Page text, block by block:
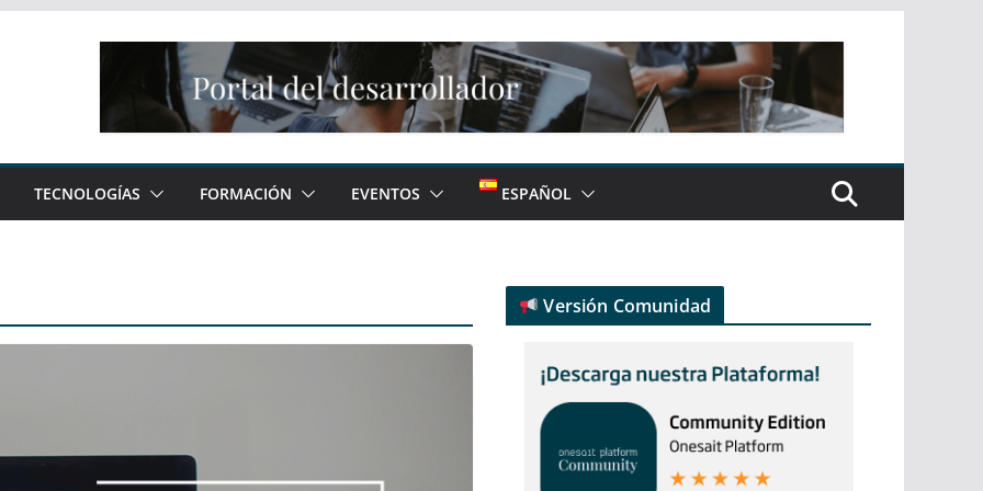
TECNOLOGÍAS FORMACIÓN EVENTOS ESPAÑOL
Versión Comunidad